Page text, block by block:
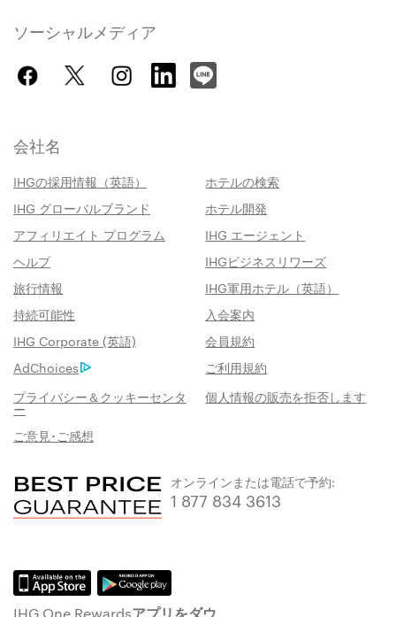
ソーシャルメディア
会社名
IHGの採用情報（英語）
ホテルの検索
IHG グローバルブランド
ホテル開発
アフィリエイト プログラム
IHG エージェント
ヘルプ
IHGビジネスリワーズ
旅行情報
IHG軍用ホテル（英語）
持続可能性
入会案内
IHG Corporate (英語)
会員規約
AdChoices
ご利用規約
プライバシー＆クッキーセンタ
ー
個人情報の販売を拒否します
ご意見･ご感想
オンラインまたは電話で予約:
1 877 834 3613